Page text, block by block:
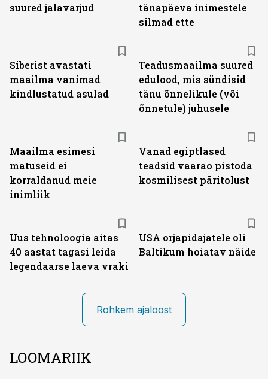
suured jalavarjud
tänapäeva inimestele
silmad ette
Siberist avastati
maailma vanimad
kindlustatud asulad
Teadusmaailma suured
edulood, mis sündisid
tänu õnnelikule (või
õnnetule) juhusele
Maailma esimesi
matuseid ei
korraldanud meie
inimliik
Vanad egiptlased
teadsid vaarao pistoda
kosmilisest päritolust
Uus tehnoloogia aitas
40 aastat tagasi leida
legendaarse laeva vraki
USA orjapidajatele oli
Baltikum hoiatav näide
Rohkem ajaloost
LOOMARIIK